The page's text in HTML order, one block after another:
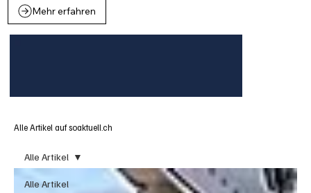
Mehr erfahren
Alle Artikel auf soaktuell.ch
Alle Artikel
Alle Artikel